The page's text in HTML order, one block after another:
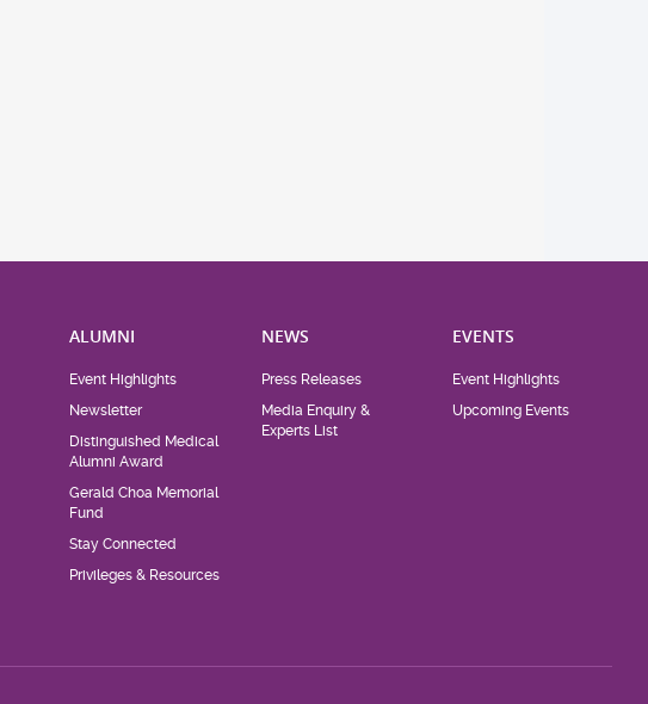
ALUMNI
Event Highlights
Newsletter
Distinguished Medical
Alumni Award
Gerald Choa Memorial
Fund
Stay Connected
Privileges & Resources
NEWS
Press Releases
Media Enquiry &
Experts List
EVENTS
Event Highlights
Upcoming Events